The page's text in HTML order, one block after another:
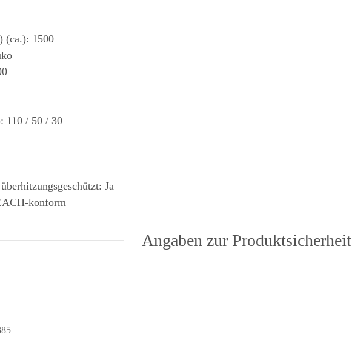
(ca.): 1500
110 / 50 / 30
Ja
konform
Angaben zur Produktsicherheit